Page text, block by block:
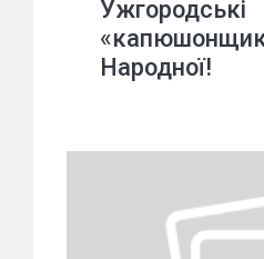
Ужгородські
Народної!